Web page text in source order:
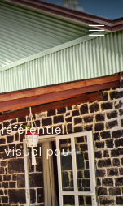
visuel pour